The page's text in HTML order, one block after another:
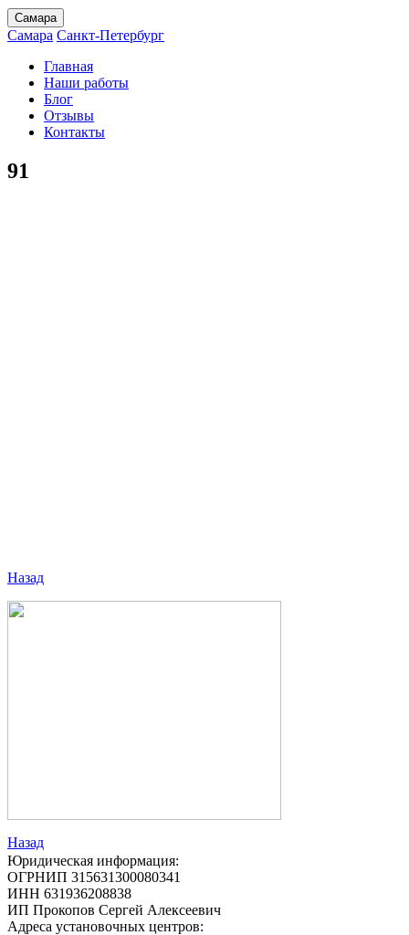
Самара
Самара Санкт-Петербург
Главная
Наши работы
Блог
Отзывы
Контакты
91
Назад
Назад
Юридическая информация:
ОГРНИП 315631300080341
ИНН 631936208838
ИП Прокопов Сергей Алексеевич
Адреса установочных центров: